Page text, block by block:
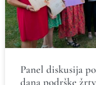
Panel diskusija
dana podrške